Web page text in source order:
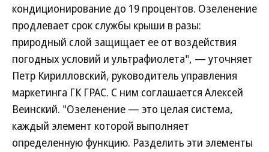
кондиционирование до 19 процентов. Озеленение
продлевает срок службы крыши в разы:
природный слой защищает ее от воздействия
погодных условий и ультрафиолета", — уточняет
Петр Кирилловский, руководитель управления
маркетинга ГК ГРАС. С ним соглашается Алексей
Веинский. "Озеленение — это целая система,
каждый элемент которой выполняет
определенную функцию. Разделить эти элементы